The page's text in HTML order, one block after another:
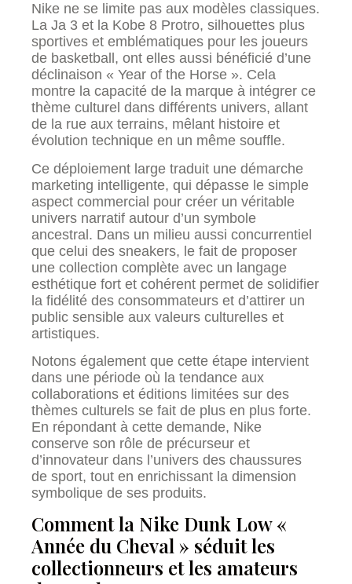
Nike ne se limite pas aux modèles classiques.
La Ja 3 et la Kobe 8 Protro, silhouettes plus
sportives et emblématiques pour les joueurs
de basketball, ont elles aussi bénéficié d’une
déclinaison « Year of the Horse ». Cela
montre la capacité de la marque à intégrer ce
thème culturel dans différents univers, allant
de la rue aux terrains, mêlant histoire et
évolution technique en un même souffle.
Ce déploiement large traduit une démarche
marketing intelligente, qui dépasse le simple
aspect commercial pour créer un véritable
univers narratif autour d’un symbole
ancestral. Dans un milieu aussi concurrentiel
que celui des sneakers, le fait de proposer
une collection complète avec un langage
esthétique fort et cohérent permet de solidifier
la fidélité des consommateurs et d’attirer un
public sensible aux valeurs culturelles et
artistiques.
Notons également que cette étape intervient
dans une période où la tendance aux
collaborations et éditions limitées sur des
thèmes culturels se fait de plus en plus forte.
En répondant à cette demande, Nike
conserve son rôle de précurseur et
d’innovateur dans l’univers des chaussures
de sport, tout en enrichissant la dimension
symbolique de ses produits.
Comment la Nike Dunk Low «
Année du Cheval » séduit les
collectionneurs et les amateurs